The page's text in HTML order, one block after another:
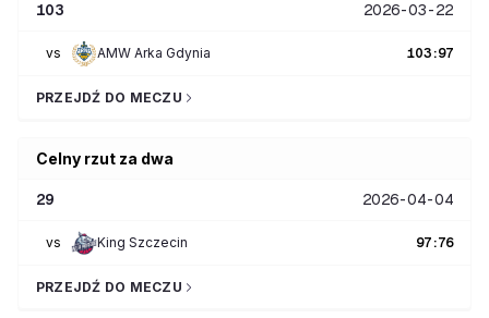
103 2026-03-22
vs AMW Arka Gdynia 103:97
PRZEJDŹ DO MECZU
Celny rzut za dwa
29 2026-04-04
vs King Szczecin 97:76
PRZEJDŹ DO MECZU